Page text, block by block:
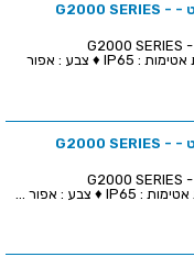
קופסת זיווד מפוליקרבונט - G2000 SERIES -
קופסת זיווד מפוליקרבונט - G2000 SERIES -
300X230X86MM ♦ רמת אטימות : IP65 ♦ צבע : אפור
קופסת זיווד מפוליקרבונט - G2000 SERIES -
קופסת זיווד מפוליקרבונט - G2000 SERIES -